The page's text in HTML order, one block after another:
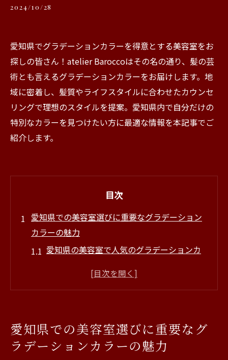
2024/10/28
愛知県でグラデーションカラーを得意とする美容室をお
探しの皆さん！atelier Baroccoはその名の通り、髪の芸
術とも言えるグラデーションカラーをお届けします。地
域に密着し、髪質やライフスタイルに合わせたカウンセ
リングで理想のスタイルを提案。愛知県内で自分だけの
特別なカラーを見つけたい方に最適な情報を本記事でご
紹介します。
目次
愛知県での美容室選びに重要なグラデーション
カラーの魅力
愛知県の美容室で人気のグラデーションカ
グラデーションカラーの美しさを引き出す
変遷
地域ごとに異なるグラデーションカラーの
愛知県での美容室選びに重要なグ
ラデーションカラーの魅力